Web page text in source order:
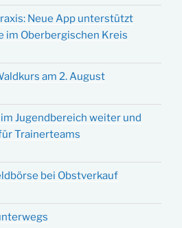
Neue App unterstützt
im Oberbergischen Kreis
am 2. August
Jugendbereich weiter und
Trainerteams
bei Obstverkauf